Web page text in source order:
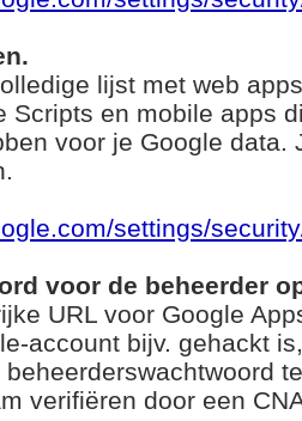
lijst met web
Scripts en mobile apps
voor je Google data.
settings/
voor de beheerder
URL voor Google
account bijv. gehackt
verifiëren door een